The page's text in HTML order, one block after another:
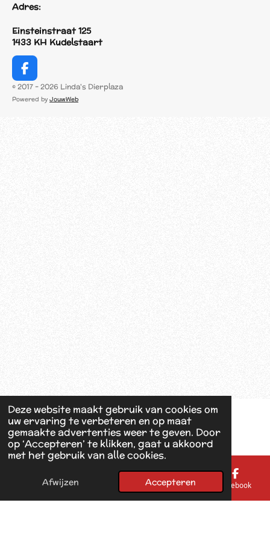
Deze website maakt gebruik van cookies om
uw ervaring te verbeteren en op maat
gemaakte advertenties weer te geven. Door
op ‘Accepteren’ te klikken, gaat u akkoord
met het gebruik van alle cookies.
Afwijzen Accepteren
Adres:
Einsteinstraat 125
1433 KH Kudelstaart
F
a
c
© 2017 - 2026 Linda's Dierplaza
Powered by JouwWeb
E-mailadres Kaart Facebook